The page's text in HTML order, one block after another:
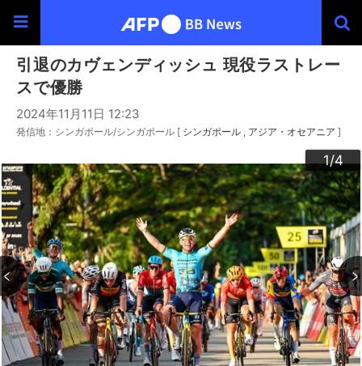
引退のカヴェンディッシュ 現役ラストレー
スで優勝
2024年11月11日 12:23
発信地：シンガポール/シンガポール [ シンガポール アジア・オセアニア ]
1/4
2/4
3/4
4/4